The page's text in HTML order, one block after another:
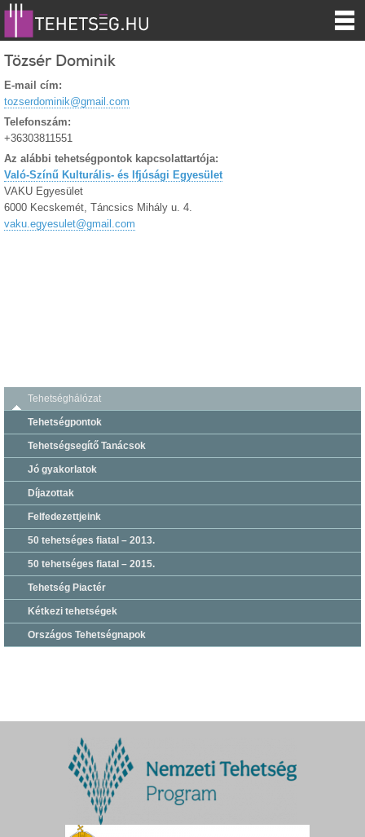
Tözsér Dominik
E-mail cím:
tozserdominik@gmail.com
Telefonszám:
+36303811551
Az alábbi tehetségpontok kapcsolattartója:
Való-Színű Kulturális- és Ifjúsági Egyesület
VAKU Egyesület
6000 Kecskemét, Táncsics Mihály u. 4.
vaku.egyesulet@gmail.com
Tehetséghálózat
Tehetségpontok
Tehetségsegítő Tanácsok
Jó gyakorlatok
Díjazottak
Felfedezettjeink
50 tehetséges fiatal – 2013.
50 tehetséges fiatal – 2015.
Tehetség Piactér
Kétkezi tehetségek
Országos Tehetségnapok